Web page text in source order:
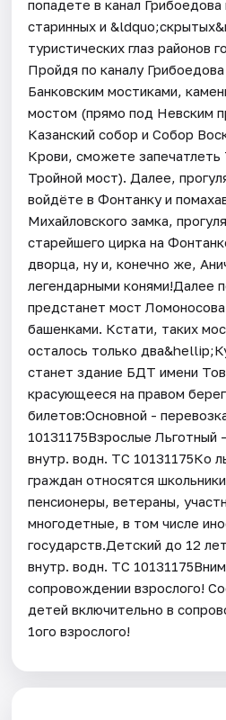
попадете в канал
старинных и
туристических глаз районов
Пройдя по каналу
Банковским мостиками,
мостом (прямо под Невским
Казанский собор и Собор
Крови, сможете
Тройной мост). Далее,
войдёте в Фонтанку и
Михайловского замка,
старейшего цирка на
дворца, ну и, конечно же,
легендарными конями!Далее
предстанет мост
башенками. Кстати, таких
осталось только
станет здание БДТ имени
красующееся на правом
билетов:Основной -
10131175Взрослые Льготный
внутр. водн. ТС 10131175Ко
граждан относятся
пенсионеры, ветераны,
многодетные, в том числе
государств.Детский до 12
внутр. водн. ТС
сопровождении взрослого!
детей включительно в
1ого взрослого!